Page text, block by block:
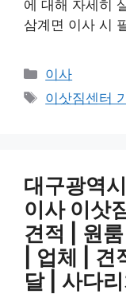
에 대해 자세히
삼계면 이사 시
Categories
이사
Tags
이삿짐센터
대구광역
이사 이삿
견적 | 원
| 업체 |
달 | 사다